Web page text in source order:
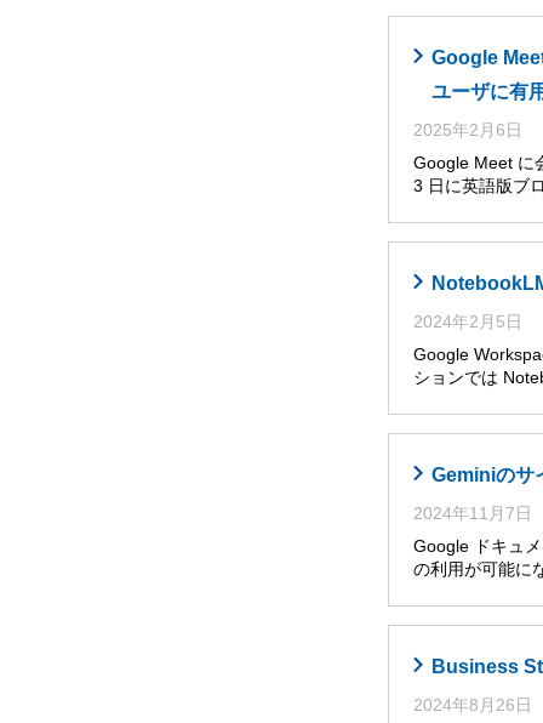
Google
ユーザに有
2025年2月6日
Google Meet に
3 日に英語版ブ
2024年2月5日
Google
ションでは
Geminiのサ
2024年11月7日
Google ドキュ
の利用が可能に
Business
2024年8月26日